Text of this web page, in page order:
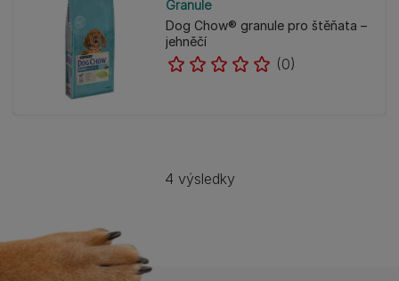
Granule
Dog Chow® granule pro štěňata –
jehněčí
(0)
4 výsledky